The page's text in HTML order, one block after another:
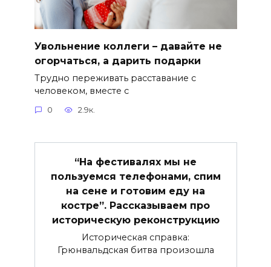
Увольнение коллеги – давайте не
огорчаться, а дарить подарки
Трудно переживать расставание с
человеком, вместе с
0 2.9к.
“На фестивалях мы не
пользуемся телефонами, спим
на сене и готовим еду на
костре”. Рассказываем про
историческую реконструкцию
Историческая справка:
Грюнвальдская битва произошла